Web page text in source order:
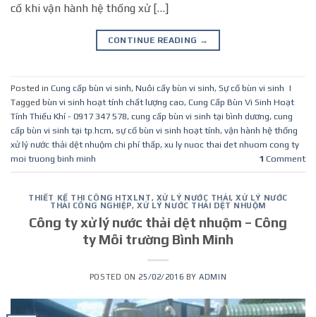
cố khi vận hành hệ thống xử […]
CONTINUE READING →
Posted in Cung cấp bùn vi sinh, Nuôi cấy bùn vi sinh, Sự cố bùn vi sinh |
Tagged bùn vi sinh hoạt tính chất lượng cao, Cung Cấp Bùn Vi Sinh Hoạt
Tính Thiếu Khí - 0917 347 578, cung cấp bùn vi sinh tại bình dương, cung
cấp bùn vi sinh tại tp.hcm, sự cố bùn vi sinh hoạt tính, vận hành hệ thống
xử lý nước thải dệt nhuộm chi phí thấp, xu ly nuoc thai det nhuom cong ty
moi truong binh minh
1 Comment
THIẾT KẾ THI CÔNG HTXLNT, XỬ LÝ NƯỚC THẢI,XỬ LÝ NƯỚC
THẢI CÔNG NGHIỆP,XỬ LÝ NƯỚC THẢI DỆT NHUỘM
Công ty xử lý nước thải dệt nhuộm – Công
ty Môi trường Bình Minh
POSTED ON 25/02/2016 BYADMIN